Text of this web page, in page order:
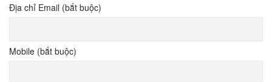
Địa chỉ Email (bắt buộc)
Mobile (bắt buộc)